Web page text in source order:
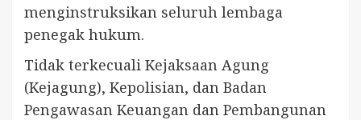
menginstruksikan seluruh lembaga
penegak hukum.
Tidak terkecuali Kejaksaan Agung
(Kejagung), Kepolisian, dan Badan
Pengawasan Keuangan dan Pembangunan